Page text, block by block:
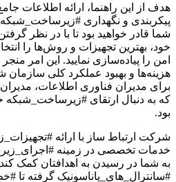
هدف از این راهنما، ارائه اطلاعات
پیکربندی و نگهداری
شما قادر خواهید بود تا با در نظر
خود، بهترین تجهیزات و روش‌ها را
امن را پیاده‌سازی نمایید. این امر
هزینه‌ها و بهبود عملکرد کلی سازمان
برای مدیران فناوری اطلاعات،
که به دنبال ارتقای #زیرساخت_شبکه
بود.
شرکت ارتباط ساز با ارائه
خدمات تخصصی در زمینه
به شما در رسیدن به اهدافتان کمک
#سانترال_های_پاناسونیک گرفته تا